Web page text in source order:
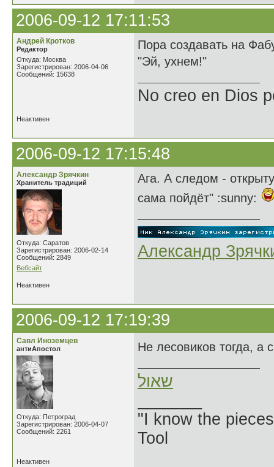
2006-09-12 17:11:53
Андрей Кротков
Редактор
Откуда: Москва
Зарегистрирован: 2006-04-06
Сообщений: 15638
Пора создавать на
"Эй, ухнем!"
No creo en Dios
Неактивен
2006-09-12 17:15:48
Александр Зрячкин
Хранитель традиций
Откуда: Саратов
Зарегистрирован: 2006-02-14
Сообщений: 2849
Вебсайт
Ага. А следом -
сама пойдёт" :sunny:
Александр
Неактивен
2006-09-12 17:19:39
Савл Иноземцев
антиАпостол
Откуда: Петроград
Зарегистрирован: 2006-04-07
Сообщений: 2261
Не лесовиков тогда, а
שאול
"I know the
Tool
Неактивен